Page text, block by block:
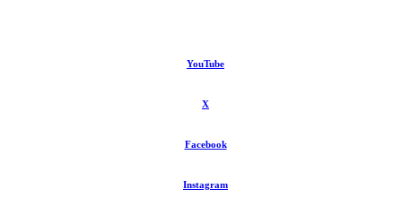
YouTube
X
Facebook
Instagram